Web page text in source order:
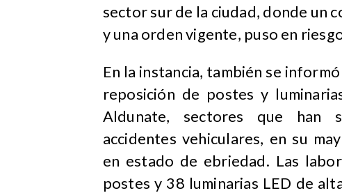
sector sur de la ciudad, donde un
y una orden vigente, puso en
En la instancia, también se
reposición de postes y
Aldunate, sectores que han
accidentes vehiculares, en su
en estado de ebriedad. Las
postes y 38 luminarias LED de